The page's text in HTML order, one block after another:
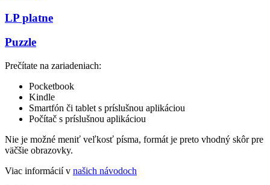
LP platne
Puzzle
Prečítate na zariadeniach:
Pocketbook
Kindle
Smartfón či tablet s príslušnou aplikáciou
Počítač s príslušnou aplikáciou
Nie je možné meniť veľkosť písma, formát je preto vhodný skôr pre
väčšie obrazovky.
Viac informácií v našich návodoch